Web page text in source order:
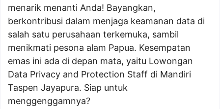
menarik menanti Anda! Bayangkan,
berkontribusi dalam menjaga keamanan data di
salah satu perusahaan terkemuka, sambil
menikmati pesona alam Papua. Kesempatan
emas ini ada di depan mata, yaitu Lowongan
Data Privacy and Protection Staff di Mandiri
Taspen Jayapura. Siap untuk
menggenggamnya?